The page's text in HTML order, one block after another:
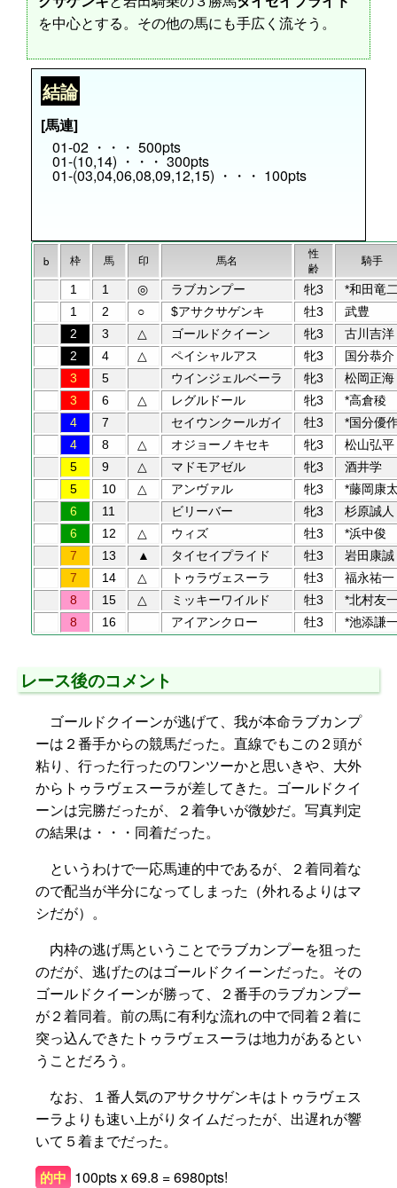
を中心とする。その他の馬にも手広く流そう。
結論
[馬連]
01-02 ・・・ 500pts
01-(10,14) ・・・ 300pts
01-(03,04,06,08,09,12,15) ・・・ 100pts
b 枠 馬 印 馬名
性
齢
騎手
1 1 ◎ ラブカンプー 牝3
*和田竜
1
2 ○ $アサクサゲンキ 牡3
武豊
2
3 △ ゴールドクイーン 牝3
古川吉洋
2
4 △ ペイシャルアス 牝3
国分恭介
3
5 ウインジェルベーラ 牝3
松岡正海
3
6 △ レグルドール 牝3
*高倉稜
4
7 セイウンクールガイ 牡3
*国分優
4
8 △ オジョーノキセキ 牝3
松山弘平
5
9 △ マドモアゼル 牝3
酒井学
5
10 △ アンヴァル 牝3
*藤岡康
6
11 ビリーバー 牝3
杉原誠人
6
12 △ ウィズ 牡3
*浜中俊
7
13 ▲ タイセイプライド 牡3
岩田康誠
7
14 △ トゥラヴェスーラ 牡3
福永祐一
8
15 △ ミッキーワイルド 牡3
*北村友
8
16 アイアンクロー 牡3 *池添謙
レース後のコメント
ゴールドクイーンが逃げて、我が本命ラブカンプ
ーは２番手からの競馬だった。直線でもこの２頭が
粘り、行った行ったのワンツーかと思いきや、大外
からトゥラヴェスーラが差してきた。ゴールドクイ
ーンは完勝だったが、２着争いが微妙だ。写真判定
の結果は・・・同着だった。
というわけで一応馬連的中であるが、２着同着な
ので配当が半分になってしまった（外れるよりはマ
シだが）。
内枠の逃げ馬ということでラブカンプーを狙った
のだが、逃げたのはゴールドクイーンだった。その
ゴールドクイーンが勝って、２番手のラブカンプー
が２着同着。前の馬に有利な流れの中で同着２着に
突っ込んできたトゥラヴェスーラは地力があるとい
うことだろう。
なお、１番人気のアサクサゲンキはトゥラヴェス
ーラよりも速い上がりタイムだったが、出遅れが響
いて５着までだった。
的中 100pts x 69.8 = 6980pts!